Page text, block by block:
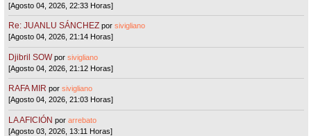
[Agosto 04, 2026, 22:33 Horas]
Re: JUANLU SÁNCHEZ porsivigliano
[Agosto 04, 2026, 21:14 Horas]
Djibril SOW porsivigliano
[Agosto 04, 2026, 21:12 Horas]
RAFA MIR porsivigliano
[Agosto 04, 2026, 21:03 Horas]
LA AFICIÓN porarrebato
[Agosto 03, 2026, 13:11 Horas]